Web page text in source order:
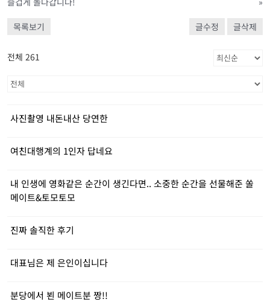
목록보기 글수정 글삭제
전체 261
사진촬영 내돈내산 당연한
여친대행계의 1인자 답네요
내 인생에 영화같은 순간이 생긴다면.. 소중한 순간을 선물해준 쏠
메이트&토모토모
진짜 솔직한 후기
대표님은 제 은인이십니다
분당에서 뵌 메이트분 짱!!